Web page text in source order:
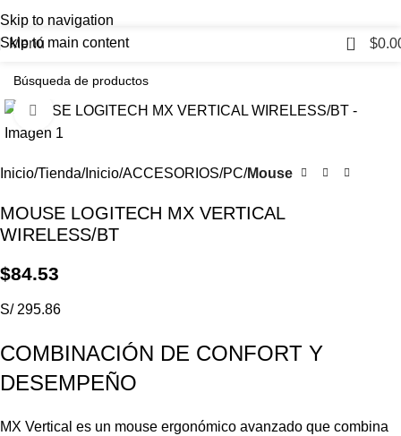
Skip to navigation
Skip to main content
Menú 0 $
Haga Click para agrandar
Inicio Tienda Inicio ACCESORIOS PC Mouse
MOUSE LOGITECH MX VERTICAL
WIRELESS/BT
$84.53
S/ 295.86
COMBINACIÓN DE CONFORT Y
DESEMPEÑO
MX Vertical es un mouse ergonómico avanzado que combina